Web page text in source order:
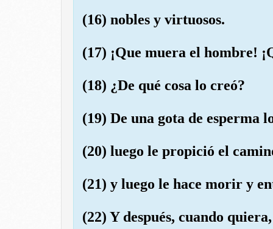
(16) nobles y virtuosos.
(17) ¡Que muera el hombre!
(18) ¿De qué cosa lo creó?
(19) De una gota de esperma
(20) luego le propició el
(21) y luego le hace morir y
(22) Y después, cuando